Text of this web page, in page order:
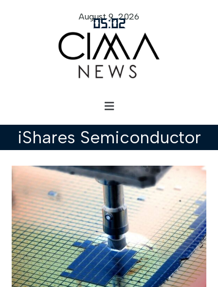
05:02
August 9, 2026
iShares Semiconductor